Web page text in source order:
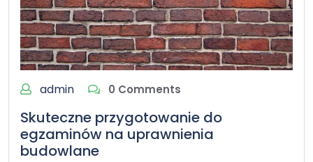
admin 0 Comments
Skuteczne przygotowanie do
egzaminów na uprawnienia
budowlane